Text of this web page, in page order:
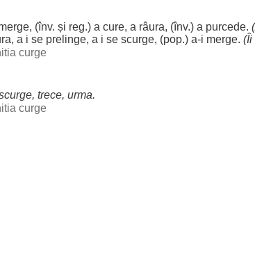
, (înv. și reg.) a cure, a râura, (înv.) a purcede. (
, a i se prelinge, a i se scurge, (pop.) a-i merge. (Îi
curge
, trece, urma.
curge